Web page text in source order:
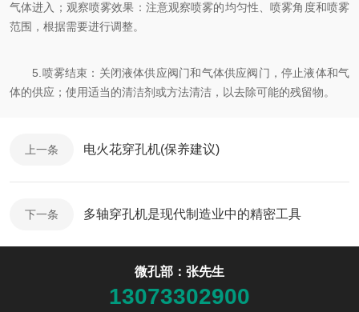
气体进入；观察喷雾效果：注意观察喷雾的均匀性、喷雾角度和喷雾
范围，根据需要进行调整。
5.喷雾结束：关闭液体供应阀门和气体供应阀门，停止液体和气
体的供应；使用适当的清洁剂或方法清洁，以去除可能的残留物。
上一条 电火花穿孔机(保养建议)
下一条 多轴穿孔机是现代制造业中的精密工具
微孔部：张先生
13073302900